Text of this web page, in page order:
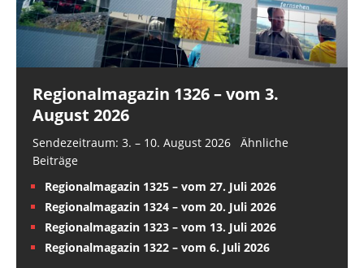
Regionalmagazin 1326 – vom 3.
August 2026
Sendezeitraum: 3. – 10. August 2026 Ähnliche
Beiträge
Regionalmagazin 1325 – vom 27. Juli 2026
Regionalmagazin 1324 – vom 20. Juli 2026
Regionalmagazin 1323 – vom 13. Juli 2026
Regionalmagazin 1322 – vom 6. Juli 2026